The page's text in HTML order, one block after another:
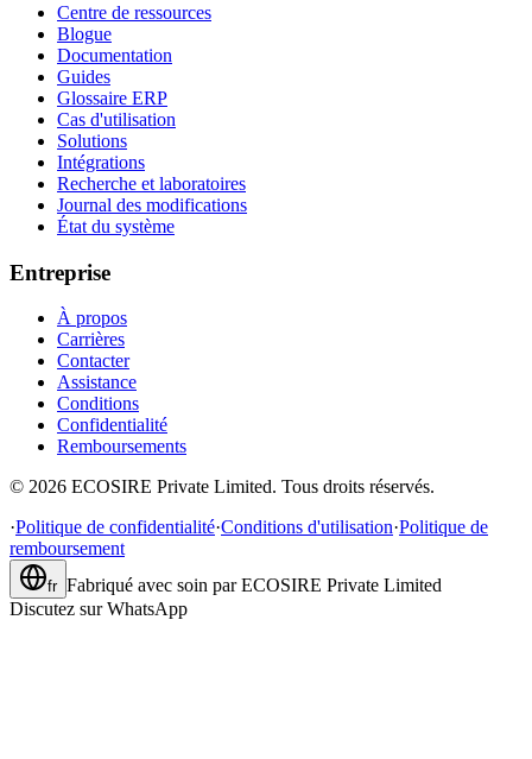
Centre de ressources
Blogue
Documentation
Guides
Glossaire ERP
Cas d'utilisation
Solutions
Intégrations
Recherche et laboratoires
Journal des modifications
État du système
Entreprise
À propos
Carrières
Contacter
Assistance
Conditions
Confidentialité
Remboursements
© 2026 ECOSIRE Private Limited. Tous droits réservés.
·Politique de confidentialité·Conditions d'utilisation·Politique de
remboursement
fr Fabriqué avec soin par ECOSIRE Private Limited
Discutez sur WhatsApp